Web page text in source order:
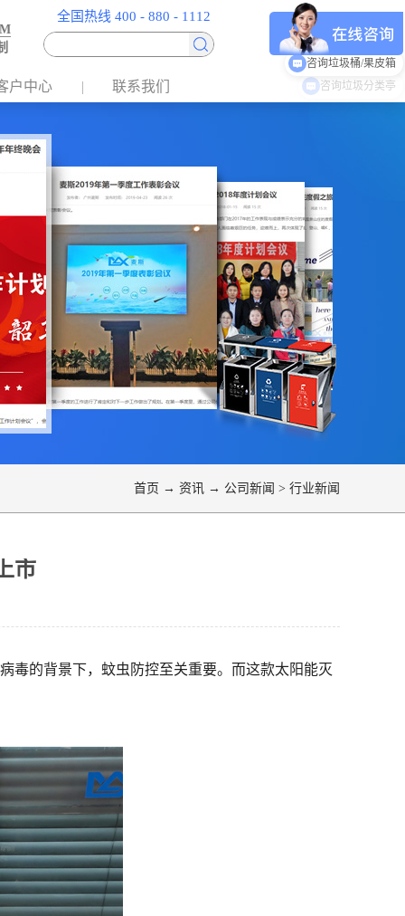
全国热线 400 - 880 - 1112
户中心 联系我们
首页 → 资讯 → 公司新闻 > 行业新闻
市
毒的背景下，蚊虫防控至关重要。而这款太阳能灭
咨询垃圾桶/果皮箱